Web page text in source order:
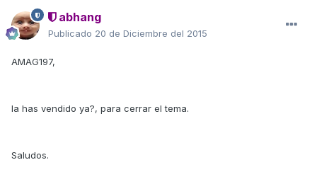
abhang
Publicado 20 de Diciembre del 2015
AMAG197,
la has vendido ya?, para cerrar el tema.
Saludos.